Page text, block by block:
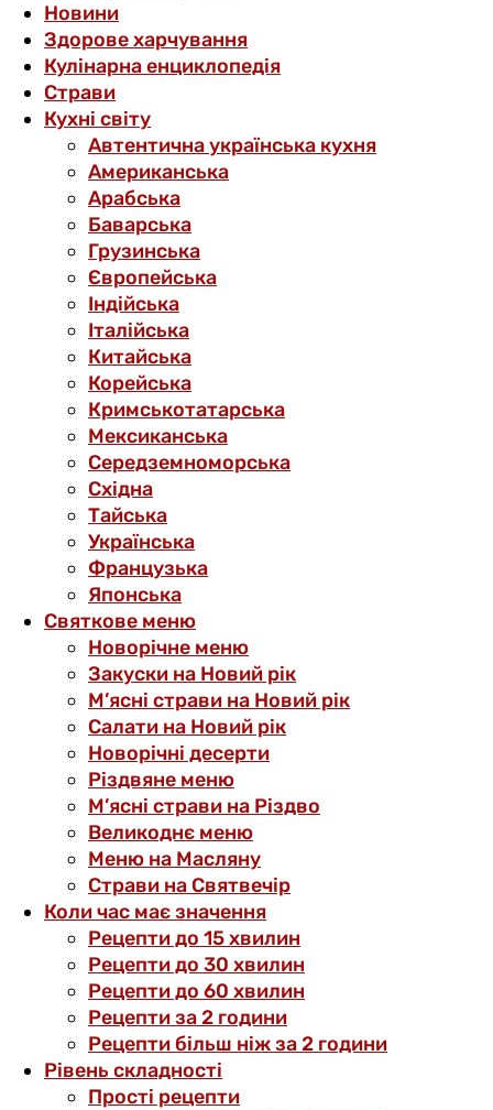
Новини
Здорове харчування
Кулінарна енциклопедія
Страви
Кухні світу
Автентична українська кухня
Американська
Арабська
Баварська
Грузинська
Європейська
Індійська
Італійська
Китайська
Корейська
Кримськотатарська
Мексиканська
Середземноморська
Східна
Тайська
Українська
Французька
Японська
Святкове меню
Новорічне меню
Закуски на Новий рік
М’ясні страви на Новий рік
Салати на Новий рік
Новорічні десерти
Різдвяне меню
М’ясні страви на Різдво
Великоднє меню
Меню на Масляну
Страви на Святвечір
Коли час має значення
Рецепти до 15 хвилин
Рецепти до 30 хвилин
Рецепти до 60 хвилин
Рецепти за 2 години
Рецепти більш ніж за 2 години
Рівень складності
Прості рецепти